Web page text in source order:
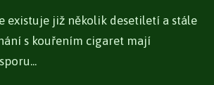
existuje již několik desetiletí a stále
s kouřením cigaret mají